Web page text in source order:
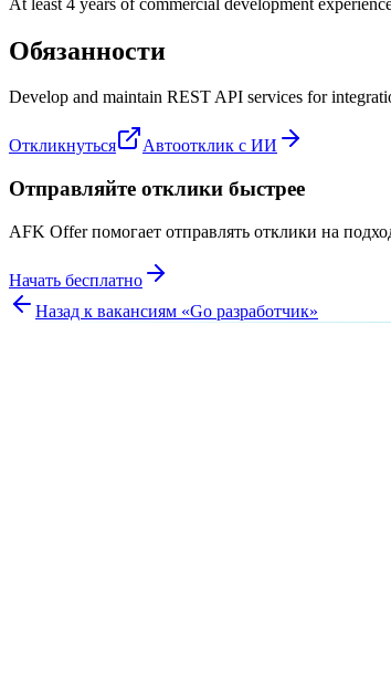
Обязанности
Develop and maintain REST API services for
Откликнуться Автоотклик с ИИ
Отправляйте отклики быстрее
AFK Offer помогает отправлять отклики на
Начать бесплатно
Назад к вакансиям «Go разработчик»